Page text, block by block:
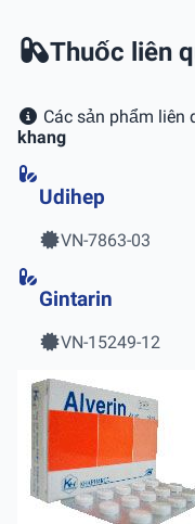
Thuốc liên
Các sản phẩm liên
khang
Udihep
VN-7863-03
Gintarin
VN-15249-12